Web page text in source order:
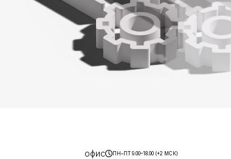
офис ПН–ПТ 9.00–18.00 (+2 МСК)